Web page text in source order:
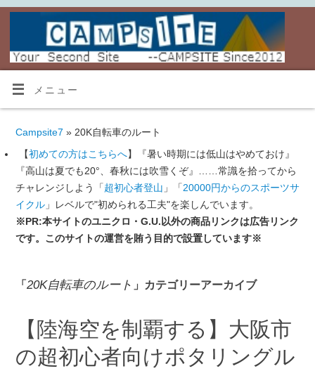
メニュー
Campsite7 » 20K自転車のルート
【初めての方はこちらへ】『暑い時期には低山はやめておけ』
『高山は夏でも20°、春秋には吹雪くぞ』……常識を拾ってから
チャレンジしよう「超初心者登山 」「20000円からのスポーツサ
イクル」レベルで"初められる工夫"を楽しんでいます。
※PR:本サイトのユニクロ・G.U.以外の商品リンクは広告リンク
です。このサイトの運営を賄う目的で設置しています※
「 20K自転車のルート 」カテゴリーアーカイブ
【陸海空を制覇する】大阪市
の超初心者向けポタリングル